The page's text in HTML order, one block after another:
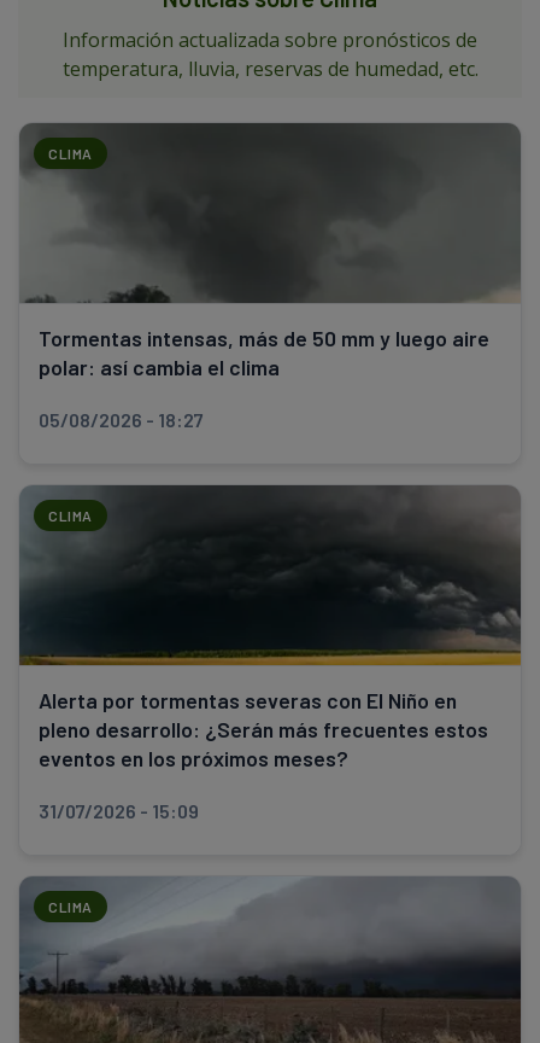
Información actualizada sobre pronósticos de
temperatura, lluvia, reservas de humedad, etc.
CLIMA
Tormentas intensas, más de 50 mm y luego aire
polar: así cambia el clima
05/08/2026 - 18:27
CLIMA
Alerta por tormentas severas con El Niño en
pleno desarrollo: ¿Serán más frecuentes estos
eventos en los próximos meses?
31/07/2026 - 15:09
CLIMA